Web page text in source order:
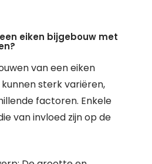
eiken bijgebouw met
van een eiken
sterk variëren,
factoren. Enkele
van invloed zijn op de